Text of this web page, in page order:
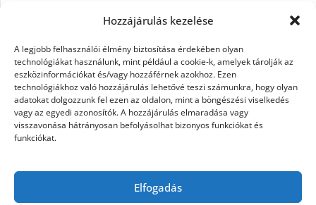
Hozzájárulás kezelése
A legjobb felhasználói élmény biztosítása érdekében olyan
technológiákat használunk, mint például a cookie-k, amelyek tárolják az
eszközinformációkat és/vagy hozzáférnek azokhoz. Ezen
technológiákhoz való hozzájárulás lehetővé teszi számunkra, hogy olyan
adatokat dolgozzunk fel ezen az oldalon, mint a böngészési viselkedés
vagy az egyedi azonosítók. A hozzájárulás elmaradása vagy
visszavonása hátrányosan befolyásolhat bizonyos funkciókat és
funkciókat.
Elfogadás
Arckrémek – mit érdemes tudni az öregedés lassításáról és
Kategóriák
Egyéb kategória
Szolgáltatás
Szórakozás